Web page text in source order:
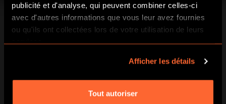
publicité et d'analyse, qui peuvent combiner celles-ci
avec d'autres informations que vous leur avez fournies
ou qu'ils ont collectées lors de votre utilisation de leurs
services.
Afficher les détails
Tout autoriser